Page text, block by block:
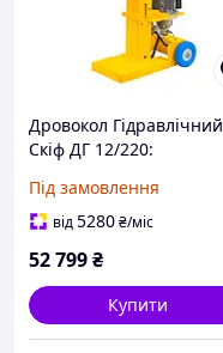
Дровокол Гідравлічний
Скіф ДГ 12/220:
Ефективність для Вашої
Заготівлі Дров
Під замовлення
від5280₴/міс
52 799₴
Купити